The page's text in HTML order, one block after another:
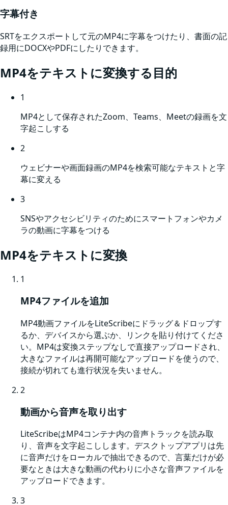
字幕付き
SRTをエクスポートして元のMP4に字幕をつけたり、書面の記
録用にDOCXやPDFにしたりできます。
MP4をテキストに変換する目的
1
MP4として保存されたZoom、Teams、Meetの録画を文
字起こしする
2
ウェビナーや画面録画のMP4を検索可能なテキストと字
幕に変える
3
SNSやアクセシビリティのためにスマートフォンやカメ
ラの動画に字幕をつける
MP4をテキストに変換
1
MP4ファイルを追加
MP4動画ファイルをLiteScribeにドラッグ＆ドロップす
るか、デバイスから選ぶか、リンクを貼り付けてくださ
い。MP4は変換ステップなしで直接アップロードされ、
大きなファイルは再開可能なアップロードを使うので、
接続が切れても進行状況を失いません。
2
動画から音声を取り出す
LiteScribeはMP4コンテナ内の音声トラックを読み取
り、音声を文字起こしします。デスクトップアプリは先
に音声だけをローカルで抽出できるので、言葉だけが必
要なときは大きな動画の代わりに小さな音声ファイルを
アップロードできます。
3